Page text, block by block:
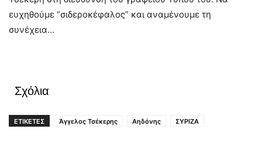
ευχηθούμε “σιδεροκέφαλος” και αναμένουμε τη
συνέχεια…
Σχόλια
ΕΤΙΚΕΤΕΣ Άγγελος Τσέκερης Αηδόνης ΣΥΡΙΖΑ